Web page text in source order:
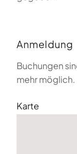
Anmeldung
Buchungen
mehr möglich.
Karte